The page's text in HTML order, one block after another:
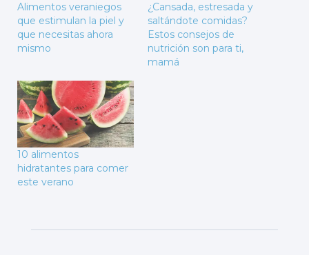
Alimentos veraniegos
que estimulan la piel y
que necesitas ahora
mismo
¿Cansada, estresada y
saltándote comidas?
Estos consejos de
nutrición son para ti,
mamá
10 alimentos
hidratantes para comer
este verano